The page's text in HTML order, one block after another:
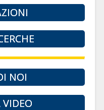
NOI
VIDEO